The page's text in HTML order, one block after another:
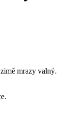
mrazy valný.